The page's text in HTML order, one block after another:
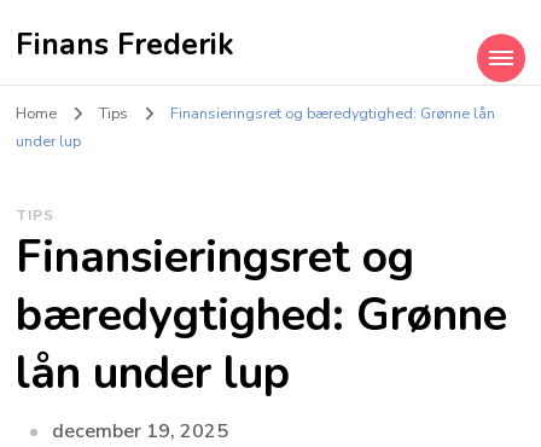
Finans Frederik
Home Tips
Finansieringsret og bæredygtighed: Grønne lån
under lup
TIPS
Finansieringsret og
bæredygtighed: Grønne
lån under lup
december 19, 2025